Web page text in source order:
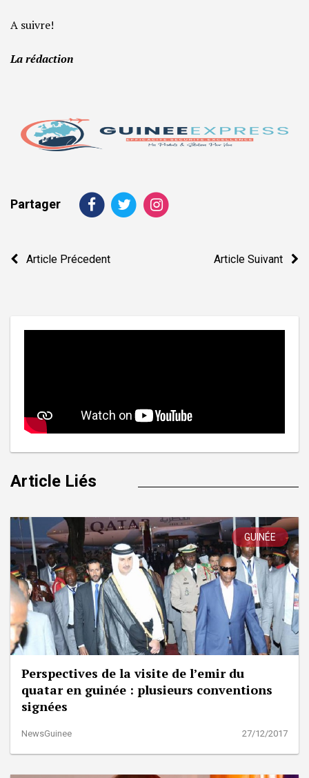
A suivre!
La rédaction
Partager
Navigation
Article Précedent Article Suivant
Article Liés
GUINÉE
Perspectives de la visite de l’emir du
quatar en guinée : plusieurs conventions
signées
NewsGuinee 27/12/2017